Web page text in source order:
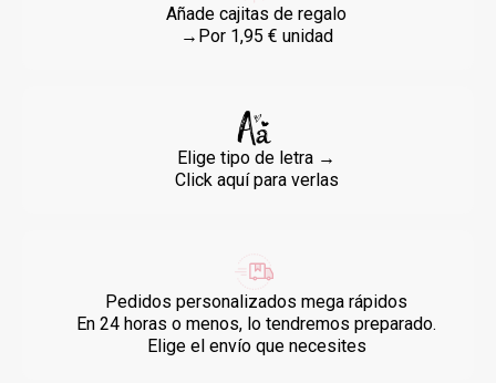
Añade cajitas de regalo
→Por 1,95 € unidad
Elige tipo de letra →
Click aquí para verlas
Pedidos personalizados mega rápidos
En 24 horas o menos, lo tendremos preparado.
Elige el envío que necesites